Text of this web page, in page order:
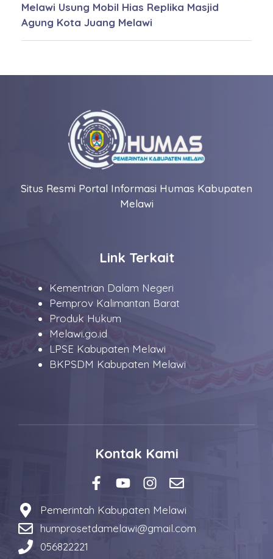
Melawi Usung Mobil Hias Replika Masjid
Agung Kota Juang Melawi
Situs Resmi Portal Informasi Humas Kabupaten
Melawi
Link Terkait
Kementrian Dalam Negeri
Pemprov Kalimantan Barat
Produk Hukum
Melawi.go.id
LPSE Kabupaten Melawi
BKPSDM Kabupaten Melawi
Kontak Kami
Pemerintah Kabupaten Melawi
humprosetdamelawi@gmail.com
056822221